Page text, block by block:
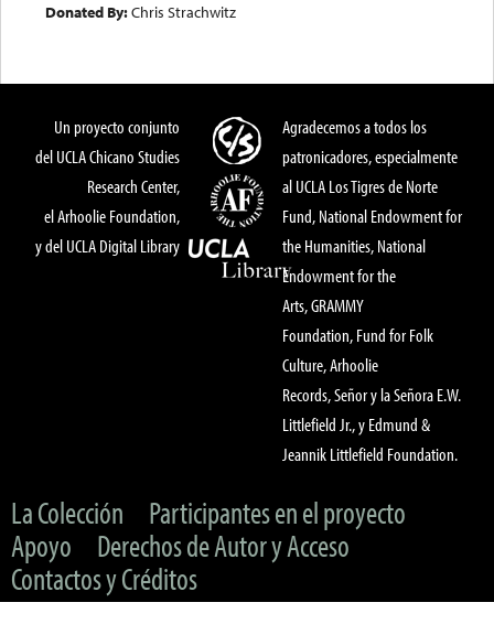
Donated By:Chris Strachwitz
Un proyecto conjunto
del UCLA Chicano Studies
Research Center,
el Arhoolie Foundation,
y del UCLA Digital Library
Agradecemos a todos los
patronicadores, especialmente
al UCLA Los Tigres de Norte
Fund, National Endowment for
the Humanities, National
Endowment for the
Arts, GRAMMY
Foundation, Fund for Folk
Culture, Arhoolie
Records, Señor y la Señora E.W.
Littlefield Jr., y Edmund &
Jeannik Littlefield Foundation.
La Colección
Participantes en el proyecto
Apoyo
Derechos de Autor y Acceso
Contactos y Créditos